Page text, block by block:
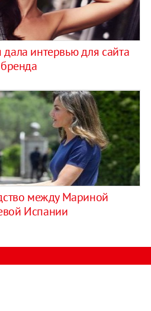
интервью для сайта
между Мариной
Испании